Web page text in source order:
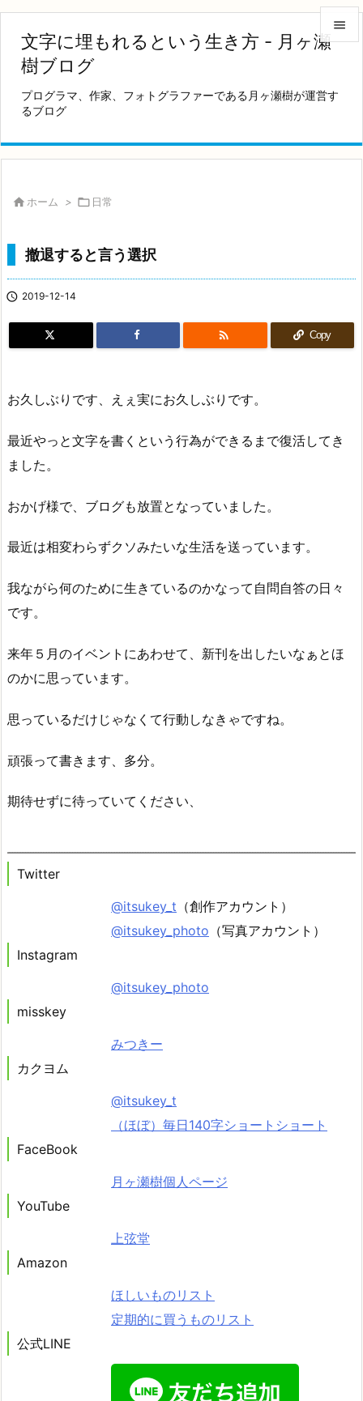
文字に埋もれるという生き方 - 月ヶ瀬
樹ブログ
プログラマ、作家、フォトグラファーである月ヶ瀬樹が運営す
るブログ



前へ
 ホーム >  日常
撤退すると言う選択
 2019-12-14
 Copy
お久しぶりです、えぇ実にお久しぶりです。
最近やっと文字を書くという行為ができるまで復活してき
ました。
おかげ様で、ブログも放置となっていました。
最近は相変わらずクソみたいな生活を送っています。
我ながら何のために生きているのかなって自問自答の日々
です。
来年５月のイベントにあわせて、新刊を出したいなぁとほ
のかに思っています。
思っているだけじゃなくて行動しなきゃですね。
頑張って書きます、多分。
期待せずに待っていてください、
Twitter
@itsukey_t （創作アカウント）
@itsukey_photo （写真アカウント）
Instagram
@itsukey_photo
misskey
みつきー
カクヨム
@itsukey_t
（ほぼ）毎日140字ショートショート
FaceBook
月ヶ瀬樹個人ページ
YouTube
上弦堂
Amazon
ほしいものリスト
定期的に買うものリスト
公式LINE